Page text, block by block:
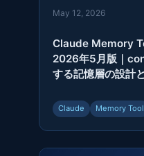
May 12, 2026
Claude Memory
2026年5月版｜
する記憶層の設計
Claude Memory Tool